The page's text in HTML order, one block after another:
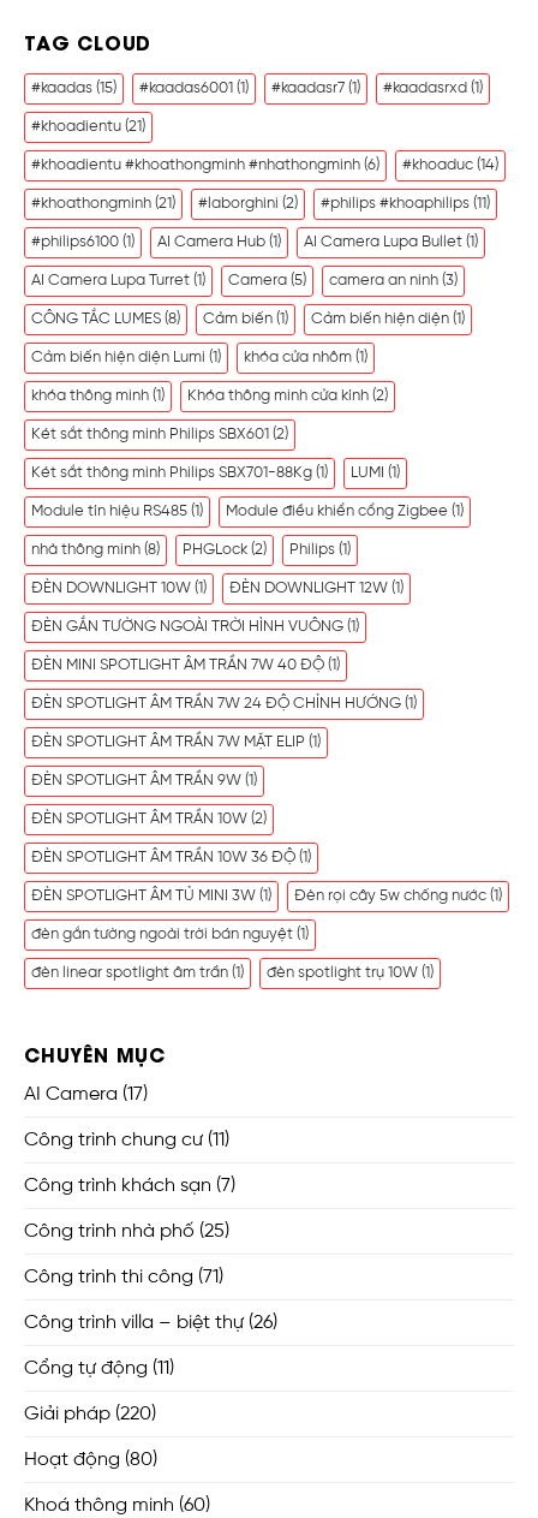
TAG CLOUD
#kaadas (15) #kaadas6001 (1) #kaadasr7 (1) #kaadasrxd (1)
#khoadientu (21)
#khoadientu #khoathongminh #nhathongminh (6) #khoaduc (14)
#khoathongminh (21) #laborghini (2) #philips #khoaphilips (11)
#philips6100 (1) AI Camera Hub (1) AI Camera Lupa Bullet (1)
AI Camera Lupa Turret (1) Camera (5) camera an ninh (3)
CÔNG TẮC LUMES (8) Cảm biến (1) Cảm biến hiện diện (1)
Cảm biến hiện diện Lumi (1) khóa cửa nhôm (1)
khóa thông minh (1) Khóa thông minh cửa kính (2)
Két sắt thông minh Philips SBX601 (2)
Két sắt thông minh Philips SBX701-88Kg (1) LUMI (1)
Module tín hiệu RS485 (1) Module điều khiển cổng Zigbee (1)
nhà thông minh (8) PHGLock (2) Philips (1)
ĐÈN DOWNLIGHT 10W (1) ĐÈN DOWNLIGHT 12W (1)
ĐÈN GẮN TƯỜNG NGOÀI TRỜI HÌNH VUÔNG (1)
ĐÈN MINI SPOTLIGHT ÂM TRẦN 7W 40 ĐỘ (1)
ĐÈN SPOTLIGHT ÂM TRẦN 7W 24 ĐỘ CHỈNH HƯỚNG (1)
ĐÈN SPOTLIGHT ÂM TRẦN 7W MẶT ELIP (1)
ĐÈN SPOTLIGHT ÂM TRẦN 9W (1)
ĐÈN SPOTLIGHT ÂM TRẦN 10W (2)
ĐÈN SPOTLIGHT ÂM TRẦN 10W 36 ĐỘ (1)
ĐÈN SPOTLIGHT ÂM TỦ MINI 3W (1) Đèn rọi cây 5w chống nước (1)
đèn gắn tường ngoài trời bán nguyệt (1)
đèn linear spotlight âm trần (1) đèn spotlight trụ 10W (1)
CHUYÊN MỤC
AI Camera (17)
Công trình chung cư(11)
Công trình khách sạn (7)
Công trình nhà phố (25)
Công trình thi công (71)
Công trình villa – biệt thự(26)
Cổng tự động (11)
Giải pháp (220)
Hoạt động (80)
Khoá thông minh (60)